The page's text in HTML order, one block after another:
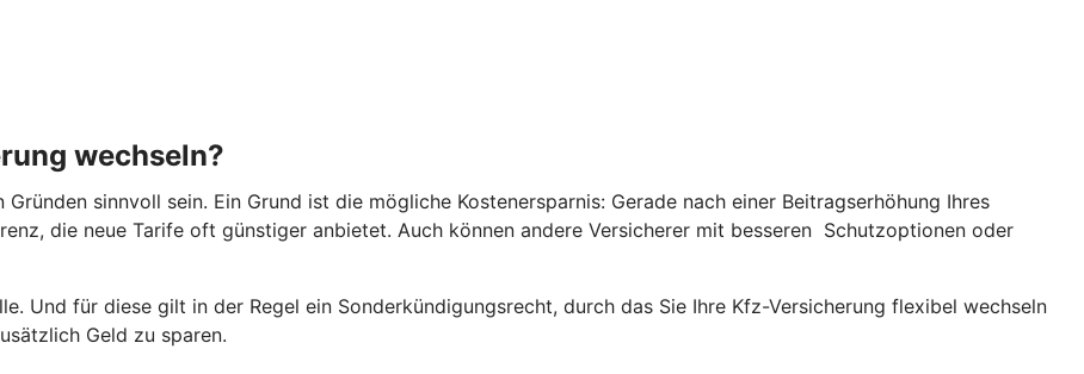
wechseln?
sinnvoll sein. Ein Grund ist die mögliche Kostenersparnis: Gerade nach einer Beitragserhöhung Ihres
die neue Tarife oft günstiger anbietet. Auch können andere Versicherer mit besseren Schutzoptionen oder
Und für diese gilt in der Regel ein Sonderkündigungsrecht, durch das Sie Ihre Kfz-Versicherung flexibel wechseln
Geld zu sparen.